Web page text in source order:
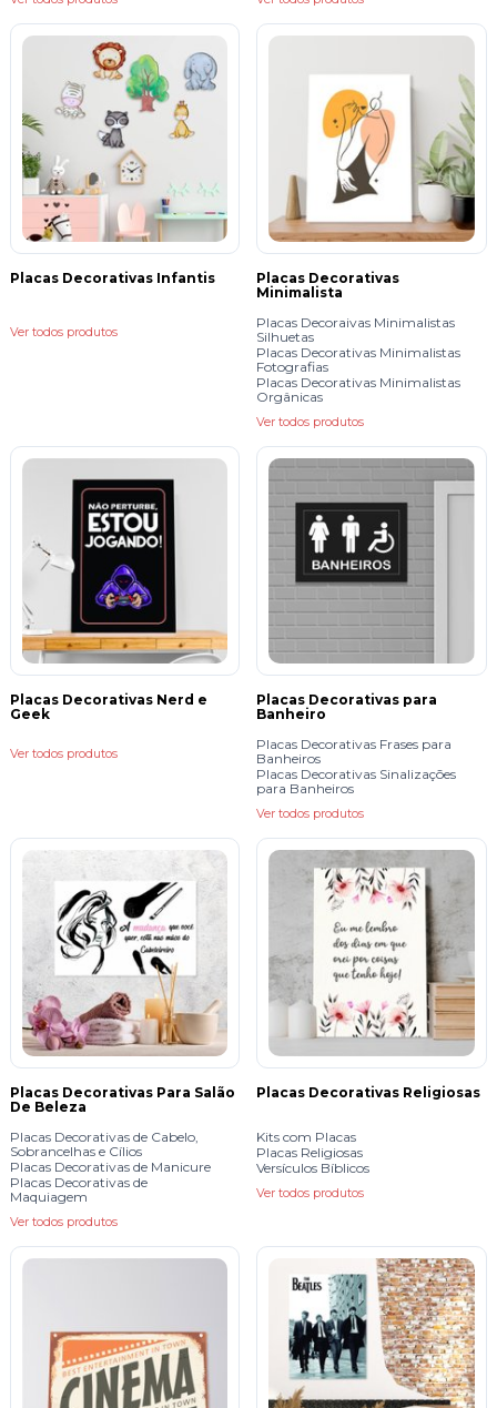
Placas Decorativas Infantis
Ver todos produtos
Placas Decorativas
Minimalista
Placas Decoraivas Minimalistas
Silhuetas
Placas Decorativas Minimalistas
Fotografias
Placas Decorativas Minimalistas
Orgânicas
Ver todos produtos
Placas Decorativas Nerd e
Geek
Ver todos produtos
Placas Decorativas para
Banheiro
Placas Decorativas Frases para
Banheiros
Placas Decorativas Sinalizações
para Banheiros
Ver todos produtos
Placas Decorativas Para Salão
De Beleza
Placas Decorativas de Cabelo,
Sobrancelhas e Cílios
Placas Decorativas de Manicure
Placas Decorativas de
Maquiagem
Ver todos produtos
Placas Decorativas Religiosas
Kits com Placas
Placas Religiosas
Versículos Bíblicos
Ver todos produtos